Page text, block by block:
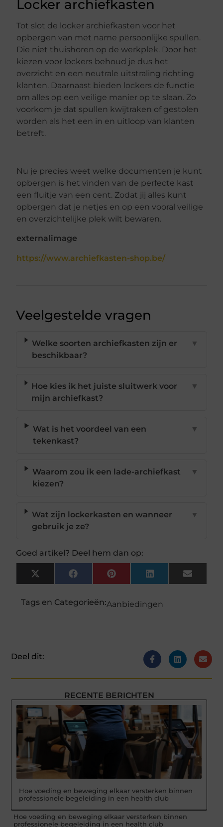
Locker archiefkasten
Tot slot de locker archiefkasten voor het
opbergen van met name persoonlijke spullen.
Die niet thuishoren op de werkplek. Door het
kiezen voor lockers behoud je dus het
overzicht en een neutrale uitstraling richting
klanten. Daarnaast bieden lockers de functie
om alles op een veilige manier op te slaan. Zo
voorkom je dat spullen kwijtraken of gestolen
worden als het een in en uitloop van klanten
betreft.
Nu je precies weet welke documenten je kunt
opbergen is het vinden van de perfecte kast
een fluitje van een cent. Zodat jij alles kunt
opbergen dat je netjes en op een vooral veilige
en overzichtelijke plek wilt bewaren.
externalimage
https://www.archiefkasten-shop.be/
Veelgestelde vragen
Welke soorten archiefkasten zijn er
beschikbaar?
▼
Hoe kies ik het juiste sluitwerk voor
mijn archiefkast?
▼
Wat is het voordeel van een
tekenkast?
▼
Waarom zou ik een lade-archiefkast
kiezen?
▼
Wat zijn lockerkasten en wanneer
gebruik je ze?
▼
Goed artikel? Deel hem dan op:
X
(Twitter)
FacebookPinterestLinkedInEmail
Tags en Categorieën:Aanbiedingen
Deel dit:
RECENTE BERICHTEN
Hoe voeding en beweging elkaar versterken binnen
professionele begeleiding in een health club
Hoe voeding en beweging elkaar versterken binnen
professionele begeleiding in een health club